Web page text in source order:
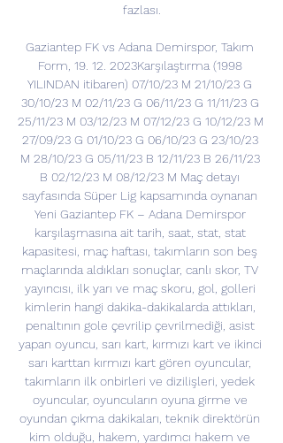
fazlası.
Gaziantep FK vs Adana Demirspor, Takım
Form, 19. 12. 2023Karşılaştırma (1998
YILINDAN itibaren) 07/10/23 M 21/10/23 G
30/10/23 M 02/11/23 G 06/11/23 G 11/11/23 G
25/11/23 M 03/12/23 M 07/12/23 G 10/12/23 M
27/09/23 G 01/10/23 G 06/10/23 G 23/10/23
M 28/10/23 G 05/11/23 B 12/11/23 B 26/11/23
B 02/12/23 M 08/12/23 M Maç detayı
sayfasında Süper Lig kapsamında oynanan
Yeni Gaziantep FK – Adana Demirspor
karşılaşmasına ait tarih, saat, stat, stat
kapasitesi, maç haftası, takımların son beş
maçlarında aldıkları sonuçlar, canlı skor, TV
yayıncısı, ilk yarı ve maç skoru, gol, golleri
kimlerin hangi dakika-dakikalarda attıkları,
penaltının gole çevrilip çevrilmediği, asist
yapan oyuncu, sarı kart, kırmızı kart ve ikinci
sarı karttan kırmızı kart gören oyuncular,
takımların ilk onbirleri ve dizilişleri, yedek
oyuncular, oyuncuların oyuna girme ve
oyundan çıkma dakikaları, teknik direktörün
kim olduğu, hakem, yardımcı hakem ve